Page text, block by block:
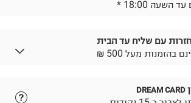
עם שליח עד הבית
בהזמנות מעל 500
המתאימה לכם,DREAM CARD